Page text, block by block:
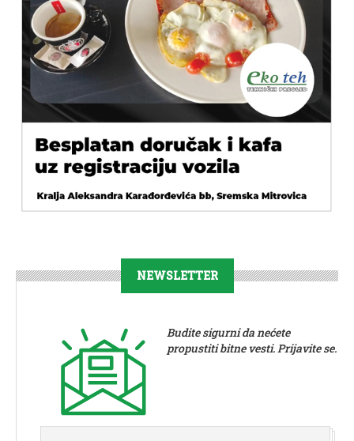
NEWSLETTER
Budite sigurni da nećete
propustiti bitne vesti. Prijavite se.